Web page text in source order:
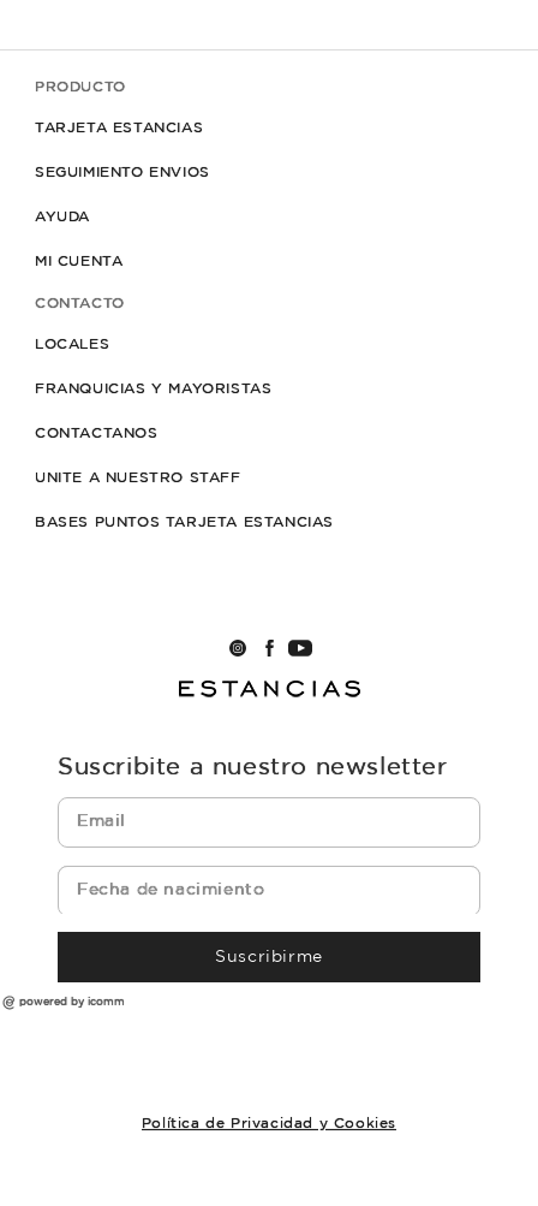
PRODUCTO
TARJETA ESTANCIAS
SEGUIMIENTO ENVIOS
AYUDA
MI CUENTA
CONTACTO
LOCALES
FRANQUICIAS Y MAYORISTAS
CONTACTANOS
UNITE A NUESTRO STAFF
BASES PUNTOS TARJETA ESTANCIAS
Suscribite a nuestro newsletter
Suscribirme
powered by icomm
Política de Privacidad y Cookies